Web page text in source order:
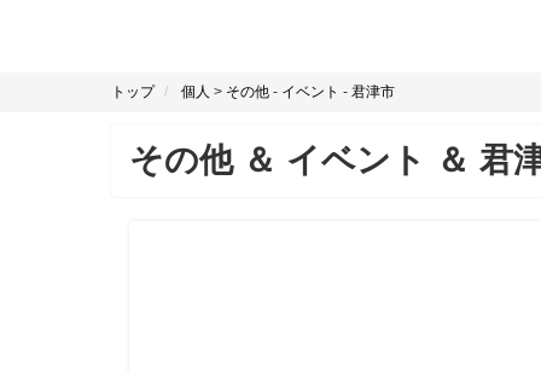
トップ 個人 > その他 - イベント - 君津市
その他＆ イベント ＆ 君